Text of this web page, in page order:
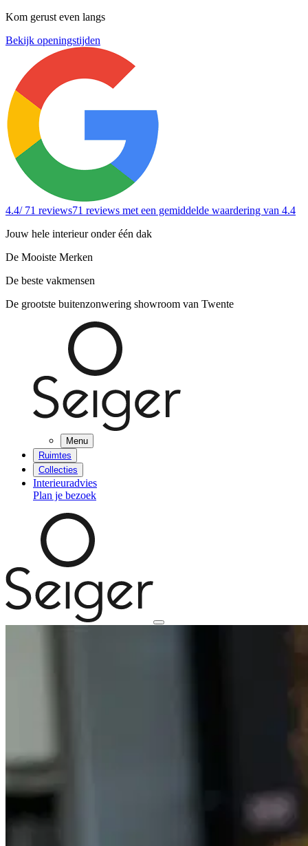
Kom gerust even langs
Bekijk openingstijden
4.4/ 71 reviews71 reviews met een gemiddelde waardering van 4.4
Jouw hele interieur onder één dak
De Mooiste Merken
De beste vakmensen
De grootste buitenzonwering showroom van Twente
Menu
Ruimtes
Collecties
Interieuradvies
Plan je bezoek